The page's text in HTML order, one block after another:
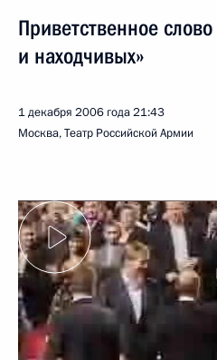
Приветственное
и находчивых»
1 декабря 2006 года21:43
Москва, Театр Российской Армии